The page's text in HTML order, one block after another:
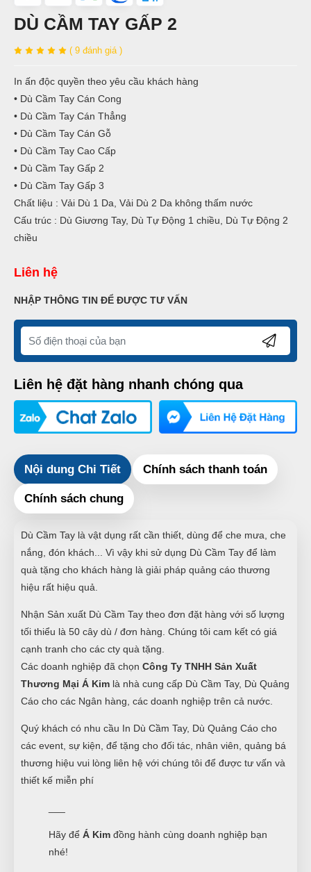
DÙ CẦM TAY GẤP 2
( 9 đánh giá )
In ấn độc quyền theo yêu cầu khách hàng
• Dù Cầm Tay Cán Cong
• Dù Cầm Tay Cán Thẳng
• Dù Cầm Tay Cán Gỗ
• Dù Cầm Tay Cao Cấp
• Dù Cầm Tay Gấp 2
• Dù Cầm Tay Gấp 3
Chất liệu : Vải Dù 1 Da, Vải Dù 2 Da không thấm nước
Cấu trúc : Dù Giương Tay, Dù Tự Động 1 chiều, Dù Tự Động 2
chiều
Liên hệ
NHẬP THÔNG TIN ĐỂ ĐƯỢC TƯ VẤN
Liên hệ đặt hàng nhanh chóng qua
Nội dung Chi Tiết Chính sách thanh toán
Chính sách chung
Dù Cầm Tay là vật dụng rất cần thiết, dùng để che mưa, che
nắng, đón khách... Vì vậy khi sử dụng Dù Cầm Tay để làm
quà tặng cho khách hàng là giải pháp quảng cáo thương
hiệu rất hiệu quả.
Nhận Sản xuất Dù Cầm Tay theo đơn đặt hàng với số lượng
tối thiểu là 50 cây dù / đơn hàng. Chúng tôi cam kết có giá
cạnh tranh cho các cty quà tặng.
Các doanh nghiệp đã chọn Công Ty TNHH Sản Xuất
Thương Mại Á Kim là nhà cung cấp Dù Cầm Tay, Dù Quảng
Cáo cho các Ngân hàng, các doanh nghiệp trên cả nước.
Quý khách có nhu cầu In Dù Cầm Tay, Dù Quảng Cáo cho
các event, sự kiện, để tặng cho đối tác, nhân viên, quảng bá
thương hiệu vui lòng liên hệ với chúng tôi để được tư vấn và
thiết kế miễn phí
Hãy để Á Kim đồng hành cùng doanh nghiệp bạn
nhé!